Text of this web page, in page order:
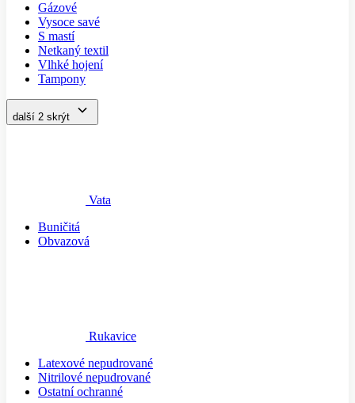
Gázové
Vysoce savé
S mastí
Netkaný textil
Vlhké hojení
Tampony
další 2 skrýt
Vata
Buničitá
Obvazová
Rukavice
Latexové nepudrované
Nitrilové nepudrované
Ostatní ochranné